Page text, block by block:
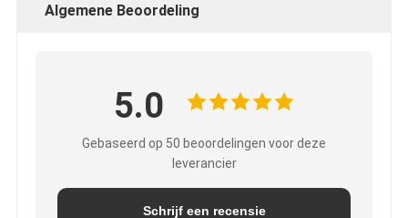
Algemene Beoordeling
5.0
Gebaseerd op 50 beoordelingen voor deze
leverancier
Schrijf een recensie